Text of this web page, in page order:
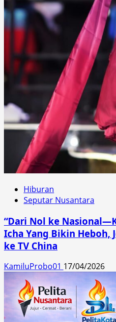
Hiburan
Seputar Nusantara
“Dari Nol ke
Icha Yang Bikin Heboh,
ke TV China
KamiluProbo01 17/04/2026